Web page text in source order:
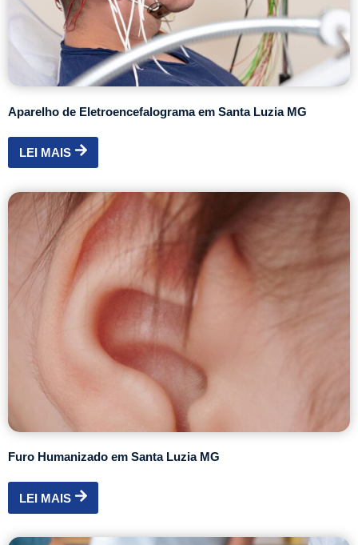
Aparelho de Eletroencefalograma em Santa Luzia MG
LEI MAIS
Furo Humanizado em Santa Luzia MG
LEI MAIS